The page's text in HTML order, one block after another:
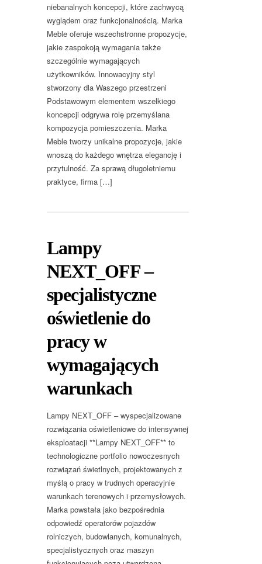
niebanalnych koncepcji, które zachwycą
wyglądem oraz funkcjonalnością. Marka
Meble oferuje wszechstronne propozycje,
jakie zaspokoją wymagania także
szczególnie wymagających
użytkowników. Innowacyjny styl
stworzony dla Waszego przestrzeni
Podstawowym elementem wszelkiego
koncepcji odgrywa rolę przemyślana
kompozycja pomieszczenia. Marka
Meble tworzy unikalne propozycje, jakie
wnoszą do każdego wnętrza elegancję i
przytulność. Za sprawą długoletniemu
praktyce, firma […]
Lampy
NEXT_OFF –
specjalistyczne
oświetlenie do
pracy w
wymagających
warunkach
Lampy NEXT_OFF – wyspecjalizowane
rozwiązania oświetleniowe do intensywnej
eksploatacji **Lampy NEXT_OFF** to
technologiczne portfolio nowoczesnych
rozwiązań świetlnych, projektowanych z
myślą o pracy w trudnych operacyjnie
warunkach terenowych i przemysłowych.
Marka powstała jako bezpośrednia
odpowiedź operatorów pojazdów
rolniczych, budowlanych, komunalnych,
specjalistycznych oraz maszyn